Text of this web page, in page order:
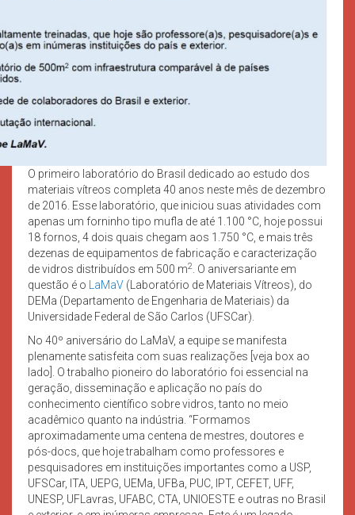
O primeiro laboratório do Brasil dedicado ao estudo dos
materiais vítreos completa 40 anos neste mês de dezembro
de 2016. Esse laboratório, que iniciou suas atividades com
apenas um forninho tipo mufla de até 1.100 °C, hoje possui
18 fornos, 4 dois quais chegam aos 1.750 °C, e mais três
dezenas de equipamentos de fabricação e caracterização
de vidros distribuídos em 500 m2
. O aniversariante em
questão é o
LaMaV (Laboratório de Materiais Vítreos), do
DEMa (Departamento de Engenharia de Materiais) da
Universidade Federal de São Carlos (UFSCar).
No 40º aniversário do LaMaV, a equipe se manifesta
plenamente satisfeita com suas realizações [veja box ao
lado]. O trabalho pioneiro do laboratório foi essencial na
geração, disseminação e aplicação no país do
conhecimento científico sobre vidros, tanto no meio
acadêmico quanto na indústria. “Formamos
aproximadamente uma centena de mestres, doutores e
pós-docs, que hoje trabalham como professores e
pesquisadores em instituições importantes como a USP,
UFSCar, ITA, UEPG, UEMa, UFBa, PUC, IPT, CEFET, UFF,
UNESP, UFLavras, UFABC, CTA, UNIOESTE e outras no Brasil